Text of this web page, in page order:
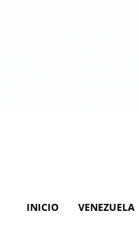
INICIO VENEZUELA